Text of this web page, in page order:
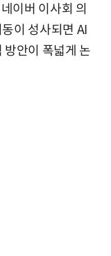
이버 이사회 의
이 성사되면 AI
방안이 폭넓게 논